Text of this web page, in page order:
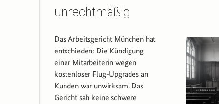
unrechtmäßig
Das Arbeitsgericht München hat
entschieden: Die Kündigung
einer Mitarbeiterin wegen
kostenloser Flug-Upgrades an
Kunden war unwirksam. Das
Gericht sah keine schwere